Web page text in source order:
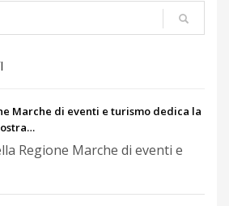
Marche di eventi e turismo dedica la
Regione Marche di eventi e